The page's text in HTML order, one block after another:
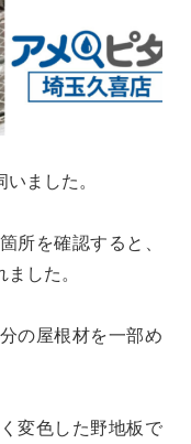
ました。
所を確認すると、
ました。
の屋根材を一部め
変色した野地板で